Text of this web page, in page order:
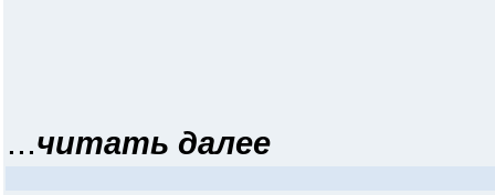
...читать далее